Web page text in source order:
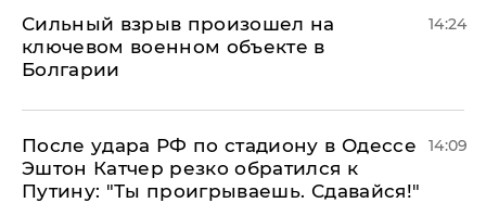
Сильный взрыв произошел на
ключевом военном объекте в
Болгарии
14:24
После удара РФ по стадиону в Одессе
Эштон Катчер резко обратился к
Путину: "Ты проигрываешь. Сдавайся!"
14:09